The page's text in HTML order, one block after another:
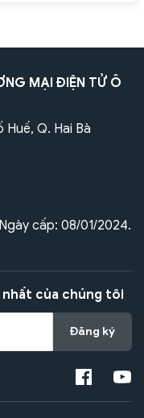
MẠI ĐIỆN TỬ Ô
Q. Hai Bà
cấp: 08/01/2024.
của chúng tôi
Đăng ký